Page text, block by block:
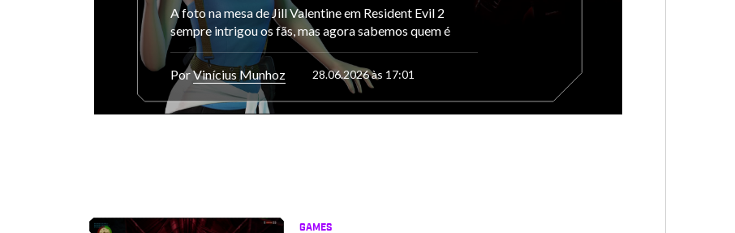
A foto na mesa de Jill Valentine em Resident Evil 2
sempre intrigou os fãs, mas agora sabemos quem é
PorVinícius Munhoz 28.06.2026 às 17:01
GAMES